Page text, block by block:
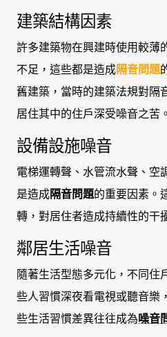
建築結構因素
許多建築物在興建時使用較薄
不足，這些都是造成隔音問題
舊建築，當時的建築法規對隔
居住其中的住戶深受噪音之苦。
設備設施噪音
電梯運轉聲、水管流水聲、空
是造成隔音問題的重要因素。
轉，對居住者造成持續性的干
鄰居生活噪音
隨著生活型態多元化，不同住
些人習慣深夜看電視或聽音樂
些生活習慣差異往往成為噪音